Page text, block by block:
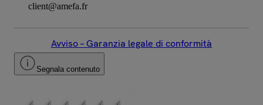
client@amefa.fr
Avviso – Garanzia legale di conformità
Segnala contenuto